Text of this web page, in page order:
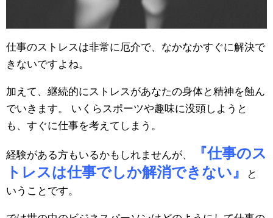
仕事のストレスは非常に厄介で、なかなかすぐに解決で
きないですよね。
加えて、継続的にストレスがあなたの身体と精神を蝕ん
でいきます。 いくらスポーツや趣味に没頭しようと
も、すぐに仕事を考えてしまう。
経験がある方もいるかもしれませんが、
『仕事のス
トレスは仕事でしか解消できない』
と
いうことです。